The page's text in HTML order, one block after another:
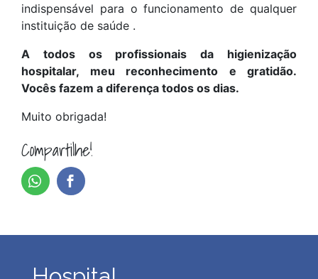
indispensável para o funcionamento de qualquer
instituição de saúde .
A todos os profissionais da higienização
hospitalar, meu reconhecimento e gratidão.
Vocês fazem a diferença todos os dias.
Muito obrigada!
Compartilhe!